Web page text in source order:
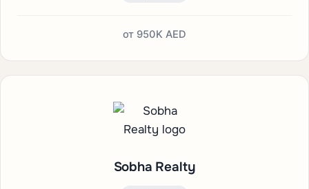
от 950K AED
Sobha Realty